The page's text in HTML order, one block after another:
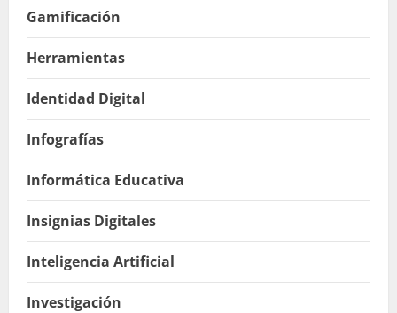
Gamificación
Herramientas
Identidad Digital
Infografías
Informática Educativa
Insignias Digitales
Inteligencia Artificial
Investigación